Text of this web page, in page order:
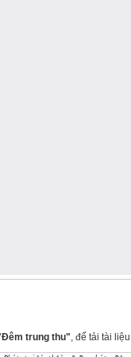
trung thu", để tải tài